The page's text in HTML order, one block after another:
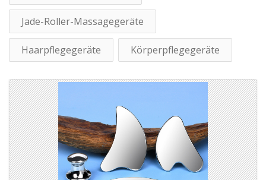
Jade-Roller-Massagegeräte
Haarpflegegeräte Körperpflegegeräte